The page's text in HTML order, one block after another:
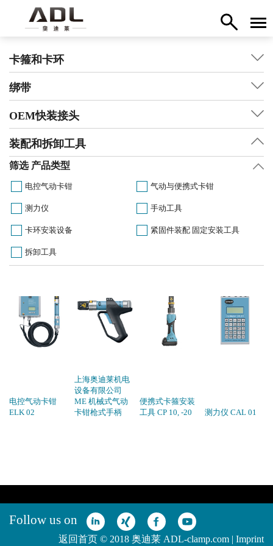
卡箍和卡环
绑带
OEM快装接头
装配和拆卸工具
筛选 产品类型
电控气动卡钳 气动与便携式卡钳
测力仪 手动工具
卡环安装设备 紧固件装配 固定安装工具
拆卸工具
电控气动卡钳
ELK 02
上海奥迪莱机电
设备有限公司
ME 机械式气动
卡钳枪式手柄
便携式卡箍安装
工具 CP 10, -20
测力仪 CAL 01
Follow us on
返回首页 © 2018 奥迪莱 ADL-clamp.com | Imprint